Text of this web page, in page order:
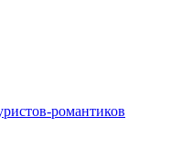
романтиков